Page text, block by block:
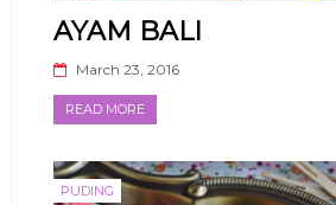
AYAM BALI
March 23, 2016
READ MORE
PUDING